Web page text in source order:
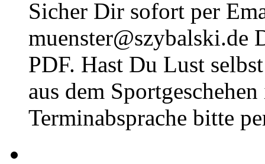
Sicher Dir sofort per
muenster@szybalski.de
PDF. Hast Du Lust
aus dem
Terminabsprache bitte